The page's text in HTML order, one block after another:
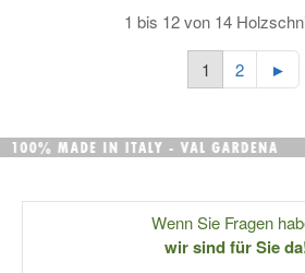
1 bis 12 von 14
1 2 ►
Wenn Sie Fragen
wir sind für Sie